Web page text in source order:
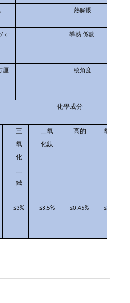
熱膨脹
㎝ 導熱係數
厘 稜角度
化學成分
三
氧
化
二
鐵
二氧
化鈦
高的 氧化鎂
≤3% ≤3.5% ≤0.45% ≤0.35%